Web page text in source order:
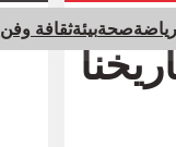
رياضةصحةبيئةثقافة وفن